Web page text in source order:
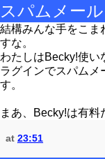
スパムメール
結構みんな手をこま
すな。
わたしはBecky!使
ラグインでスパムメ
す。
まあ、Becky!は有料
at 23:51